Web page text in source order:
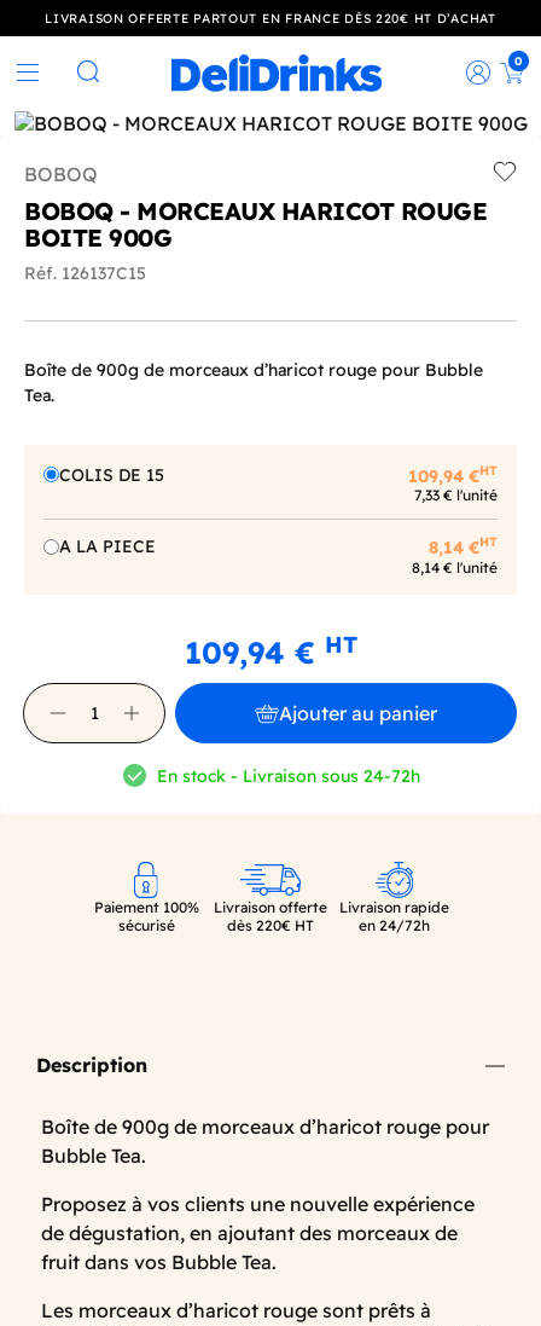
LIVRAISON OFFERTE PARTOUT EN FRANCE DÈS 220€ HT D’ACHAT
Rechercher
0
BOBOQ
BOBOQ - MORCEAUX HARICOT ROUGE
BOITE 900G
Réf. 126137C15
Boîte de 900g de morceaux d’haricot rouge pour Bubble
Tea.
COLIS DE 15 109,94 €HT
7,33 € l'unité
A LA PIECE 8,14 €HT
8,14 € l'unité
109,94 € HT
Ajouter au panier
En stock - Livraison sous 24-72h
Paiement 100%
sécurisé
Livraison offerte
dès 220€ HT
Livraison rapide
en 24/72h
Description
Boîte de 900g de morceaux d’haricot rouge pour
Bubble Tea.
Proposez à vos clients une nouvelle expérience
de dégustation, en ajoutant des morceaux de
fruit dans vos Bubble Tea.
Les morceaux d’haricot rouge sont prêts à